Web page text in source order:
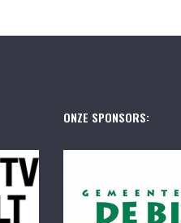
ONZE SPONSORS: